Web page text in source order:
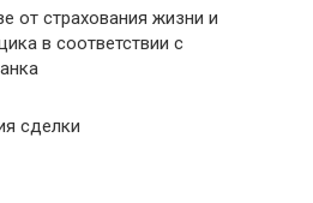
от страхования жизни и
в соответствии с
сделки